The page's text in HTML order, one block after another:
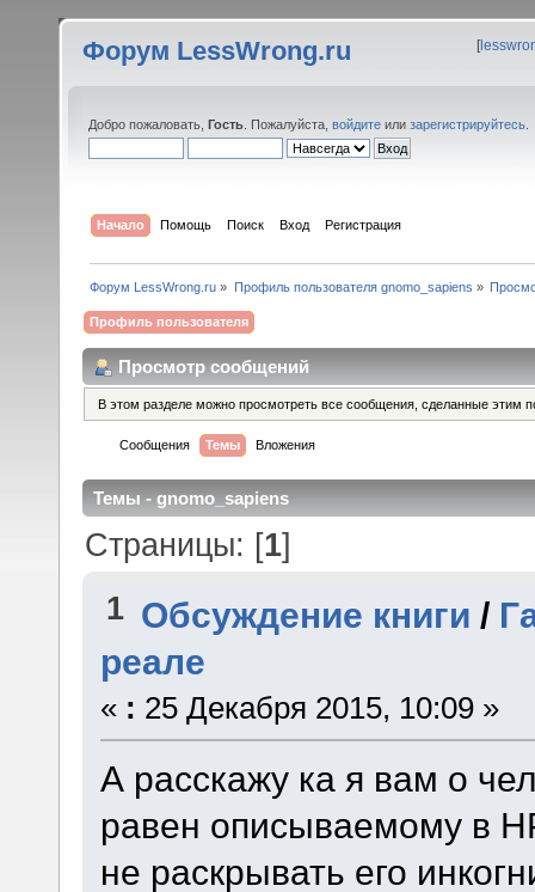
Форум LessWrong.ru [
Добро пожаловать, Гость . Пожалуйста, войдите или зарегистрируйтесь
Начало Помощь Поиск Вход Регистрация
Форум LessWrong.ru » Профиль пользователя gnomo_sapiens »
Профиль пользователя
Просмотр сообщений
В этом разделе можно просмотреть все сообщения, сделанные этим
Сообщения Темы Вложения
Темы - gnomo_sapiens
Страницы: [1]
1 Обсуждение книги /
реале
« : 25 Декабря 2015, 10:09 »
А расскажу ка я вам о
равен описываемому в
не раскрывать его